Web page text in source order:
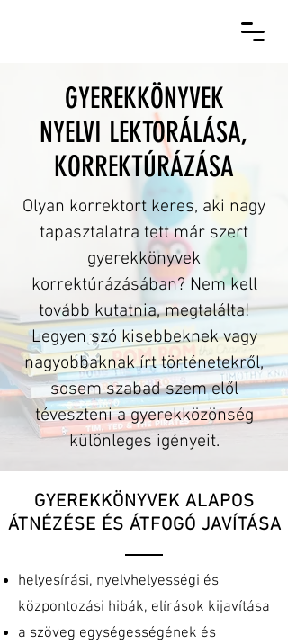
GYEREKKÖNYVEK
NYELVI LEKTORÁLÁSA,
KORREKTÚRÁZÁSA
Olyan korrektort keres, aki nagy
tapasztalatra tett már szert
gyerekkönyvek
korrektúrázásában? Nem kell
tovább kutatnia, megtalálta!
Legyen szó kisebbeknek vagy
nagyobbaknak írt történetekről,
sosem szabad szem elől
téveszteni a gyerekközönség
különleges igényeit.
GYEREKKÖNYVEK ALAPOS
ÁTNÉZÉSE ÉS ÁTFOGÓ JAVÍTÁSA
helyesírási, nyelvhelyességi és
központozási hibák, elírások kijavítása
a szöveg egységességének és